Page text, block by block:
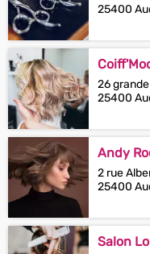
25400
26
25400
Andy
2 rue
25400
Salon